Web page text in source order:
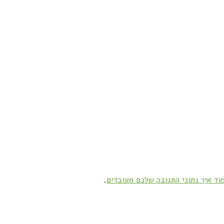
איך נתוני התגובה שלכם מעובדים.